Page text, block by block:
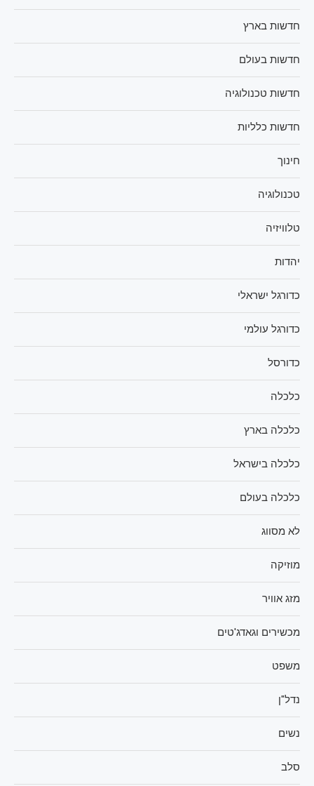
חדשות בארץ
חדשות בעולם
חדשות טכנולוגיה
חדשות כלליות
חינוך
טכנולוגיה
טלוויזיה
יהדות
כדורגל ישראלי
כדורגל עולמי
כדורסל
כלכלה
כלכלה בארץ
כלכלה בישראל
כלכלה בעולם
לא מסווג
מוזיקה
מזג אוויר
מכשירים וגאדג'טים
משפט
נדל"ן
נשים
סלב